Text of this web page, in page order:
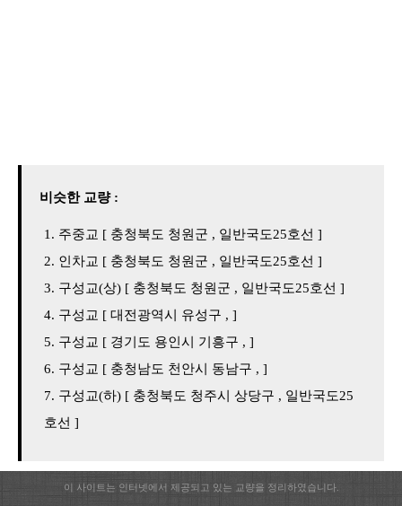
비슷한 교량 :
주중교 [ 충청북도 청원군 , 일반국도25호선 ]
인차교 [ 충청북도 청원군 , 일반국도25호선 ]
구성교(상) [ 충청북도 청원군 , 일반국도25호선 ]
구성교 [ 대전광역시 유성구 , ]
구성교 [ 경기도 용인시 기흥구 , ]
구성교 [ 충청남도 천안시 동남구 , ]
구성교(하) [ 충청북도 청주시 상당구 , 일반국도25
호선 ]
이 사이트는 인터넷에서 제공되고 있는 교량을 정리하였습니다.